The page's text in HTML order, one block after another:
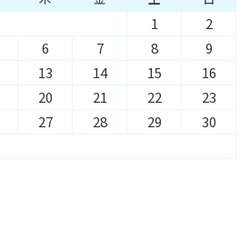
1
2
6 7 8
9
13 14 15
16
20 21 22
23
27 28 29
30